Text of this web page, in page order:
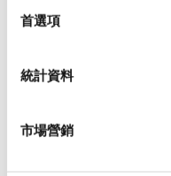
首選項
統計資料
市場營銷
功能規格
機械規格